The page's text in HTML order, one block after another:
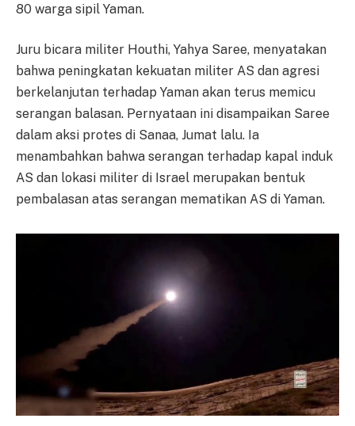
80 warga sipil Yaman.
Juru bicara militer Houthi, Yahya Saree, menyatakan
bahwa peningkatan kekuatan militer AS dan agresi
berkelanjutan terhadap Yaman akan terus memicu
serangan balasan. Pernyataan ini disampaikan Saree
dalam aksi protes di Sanaa, Jumat lalu. Ia
menambahkan bahwa serangan terhadap kapal induk
AS dan lokasi militer di Israel merupakan bentuk
pembalasan atas serangan mematikan AS di Yaman.